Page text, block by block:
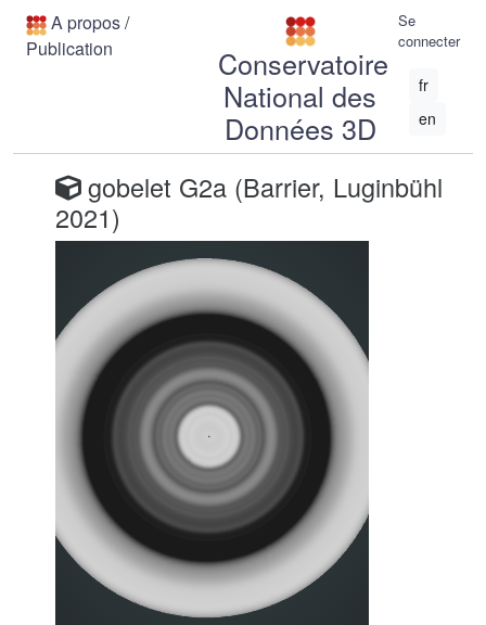
A propos/
Publication
Conservatoire
National des
Données 3D
Se
connecter
fr
en
gobelet G2a (Barrier, Luginbühl
2021)